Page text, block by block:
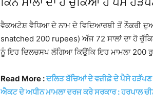
ਵੈਕਅਟੇਸ਼ ਵੈਧਿਆ ਦੇ ਨਾਮ ਦੇ ਵਿਦਿਆਰਥੀ ਤੋਂ ਨੌਕਰੀ
snatched 200 rupees) ਅੱਜ 72 ਸਾਲਾਂ ਦਾ ਹੋ
ਨੂੰ ਇਹ ਦਿਲਚਸਪ ਲੱਗਿਆ ਕਿਉਂਕਿ ਇਹ ਮਾਮਲਾ 200
Read More :ਦਲਿਤ ਬੱਚਿਆਂ ਦੇ ਵਜ਼ੀਫ਼ੇ ਦੇ ਪੈਸੇ
ਐਕਟ ਦੇ ਅਧੀਨ ਮਾਮਲਾ ਦਰਜ ਕਰੇ ਸਰਕਾਰ : ਹਰਪਾਲ